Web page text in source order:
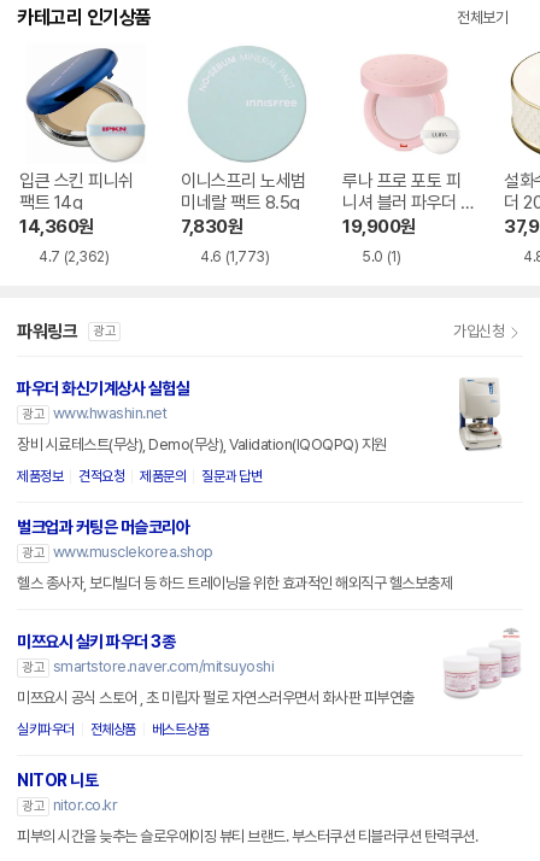
카테고리 인기상품 전체보기
입큰 스킨 피니쉬
팩트 14g
14,360원
4.7 (2,362)
이니스프리 노세범
미네랄 팩트 8.5g
7,830원
4.6 (1,773)
루나 프로 포토 피
니셔 블러 파우더 7
g
19,900원
5.0 (1)
설화
더
파워링크 광고 가입신청
파우더 화신기계상사 실험실
광고 www.hwashin.net
장비 시료테스트(무상), Demo(무상), Validation(IQOQPQ) 지원
제품정보 견적요청 제품문의 질문과 답변
벌크업과 커팅은 머슬코리아
광고 www.musclekorea.shop
헬스 종사자, 보디빌더 등 하드 트레이닝을 위한 효과적인 해외직구 헬스보충제
미쯔요시 실키 파우더 3종
광고 smartstore.naver.com/mitsuyoshi
미쯔요시 공식 스토어 , 초 미립자 펄로 자연스러우면서 화사판 피부연출
실키파우더 전체상품 베스트상품
NITOR 니토
광고
nitor.co.kr
피부의 시간을 늦추는 슬로우에이징 뷰티 브랜드. 부스터쿠션 티블러쿠션 탄력쿠션.